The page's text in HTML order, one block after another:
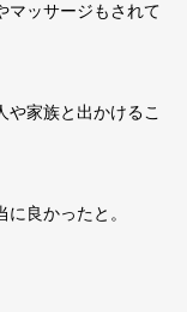
マッサージもされて
や家族と出かけるこ
良かったと。